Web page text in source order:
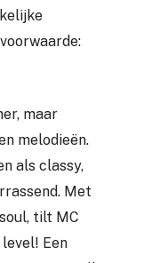
maar
melodieën.
als classy,
Met
tilt MC
Een